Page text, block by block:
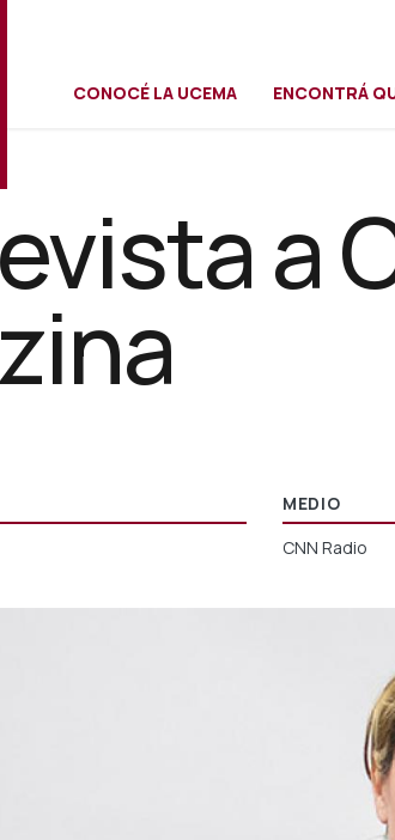
CONOCÉ LA UCEMA ENCONTRÁ
a
MEDIO
CNN Radio